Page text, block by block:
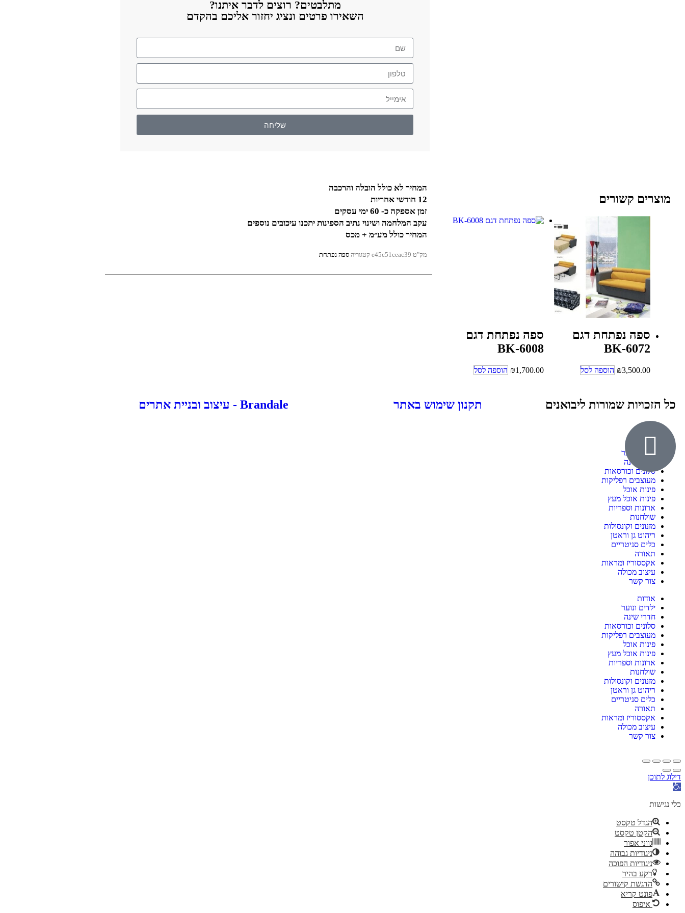
מתלבטים? רוצים לדבר איתנו?
השאירו פרטים ונציג יחזור אליכם בהקדם
שליחה
מוצרים קשורים
ספה נפתחת דגם
BK-6072
₪3,500.00 הוספה לסל
ספה נפתחת דגם
BK-6008
₪1,700.00 הוספה לסל
המחיר לא כולל הובלה והרכבה
12 חודשי אחריות
זמן אספקה כ- 60 ימי עסקים
עקב המלחמה ושינוי נתיב הספינות יתכנו עיכובים נוספים
המחיר כולל מע״מ + מכס
מק"ט e45c51ceac39 קטגוריה ספה נפתחת
כל הזכויות שמורות ליבואנים תקנון שימוש באתר Brandale - עיצוב ובניית אתרים
ילדים ונוער
חדרי שינה
סלונים וכורסאות
מעוצבים רפליקות
פינות אוכל
פינות אוכל מעץ
ארונות וספריות
שולחנות
מזנונים וקונסולות
ריהוט גן וראטן
כלים סניטריים
תאורה
אקססוריז ומראות
עיצוב מכולה
צור קשר
אודות
ילדים ונוער
חדרי שינה
סלונים וכורסאות
מעוצבים רפליקות
פינות אוכל
פינות אוכל מעץ
ארונות וספריות
שולחנות
מזנונים וקונסולות
ריהוט גן וראטן
כלים סניטריים
תאורה
אקססוריז ומראות
עיצוב מכולה
צור קשר
דילוג לתוכן
פתח
נגישות
כלי נגישות
הגדל טקסט
הקטן טקסט
גווני אפור
ניגודיות גבוהה
ניגודיות הפוכה
רקע בהיר
הדגשת קישורים
פונט קריא
איפוס